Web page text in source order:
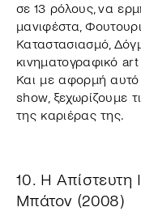
σε 13 ρόλους, να
μανιφέστα,
Καταστασιασμό,
κινηματογραφικό
Και με αφορμή
show, ξεχωρίζουμε
της καριέρας της.
10. Η Απίστευτη
Μπάτον (2008)